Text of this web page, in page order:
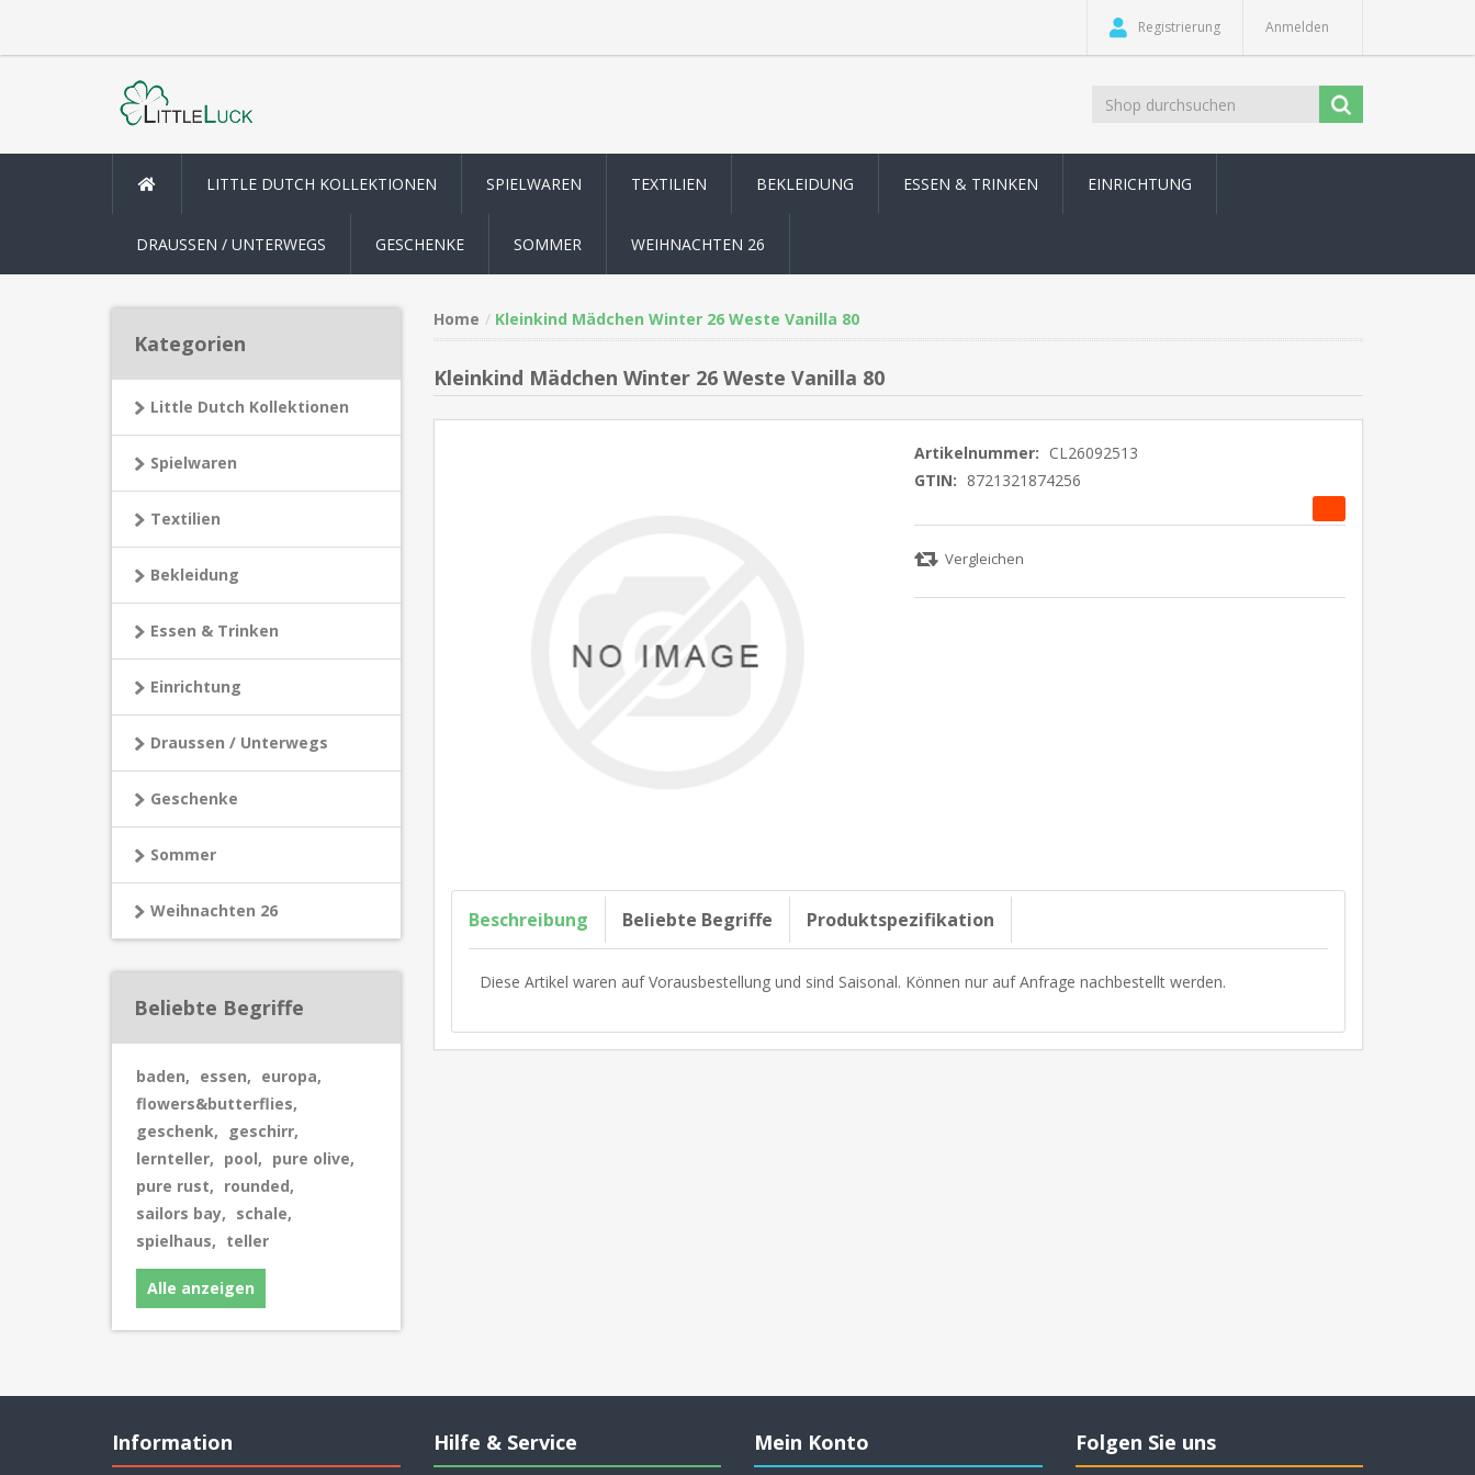
Registrierung Anmelden
LITTLE DUTCH KOLLEKTIONEN SPIELWAREN TEXTILIEN BEKLEIDUNG ESSEN & TRINKEN EINRICHTUNG
DRAUSSEN / UNTERWEGS GESCHENKE SOMMER WEIHNACHTEN 26
Kategorien
Little Dutch Kollektionen
Spielwaren
Textilien
Bekleidung
Essen & Trinken
Einrichtung
Draussen / Unterwegs
Geschenke
Sommer
Weihnachten 26
Beliebte Begriffe
baden, essen, europa,
flowers&butterflies,
geschenk, geschirr,
lernteller, pool, pure olive,
pure rust, rounded,
sailors bay, schale,
spielhaus, teller
Alle anzeigen
Home Kleinkind Mädchen Winter 26 Weste Vanilla 80
Kleinkind Mädchen Winter 26 Weste Vanilla 80
Artikelnummer: CL26092513
GTIN: 8721321874256
Beschreibung Beliebte Begriffe Produktspezifikation
Diese Artikel waren auf Vorausbestellung und sind Saisonal. Können nur auf Anfrage nachbestellt werden.
Information Hilfe & Service Mein Konto Folgen Sie uns